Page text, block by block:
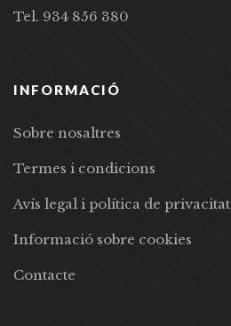
Tel. 934 856 380
INFORMACIÓ
Sobre nosaltres
Termes i condicions
Avís legal i política de privacitat
Informació sobre cookies
Contacte